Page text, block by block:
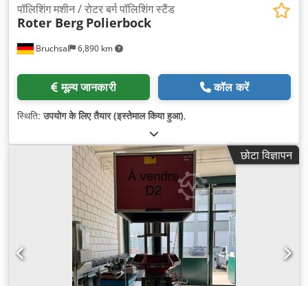
Bruchsal 6,890 km
पॉलिशिंग मशीन / रोटर बर्ग पॉलिशिंग स्टैंड
Roter Berg Polierbock
मूल्य जानकारी कॉल करें
स्थिति:उपयोग के लिए तैयार (इस्तेमाल किया हुआ),
छोटा विज्ञापन